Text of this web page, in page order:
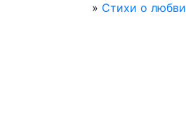
» Стихи о любви